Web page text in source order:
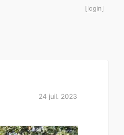
login
24 juil. 2023